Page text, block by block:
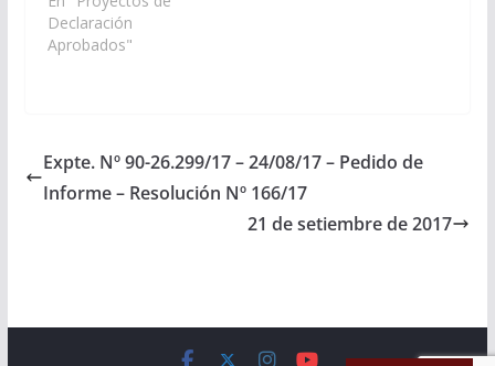
Trabajos Públicos del
Presupuesto General
conexión domiciliaria
en los parajes de Las
Tunas y…
Declaración
Aprobados"
Expte. Nº 90-26.299/17 – 24/08/17 – Pedido de
Informe – Resolución Nº 166/17
21 de setiembre de 2017